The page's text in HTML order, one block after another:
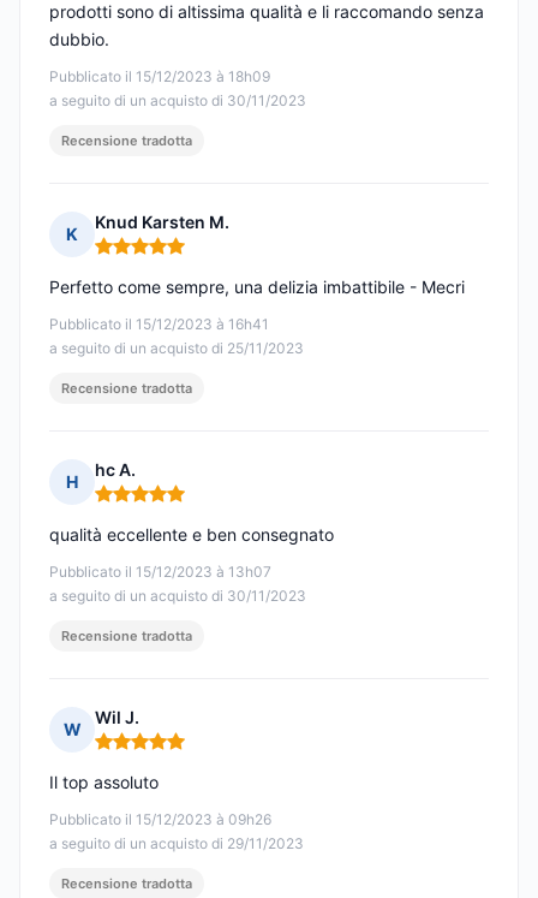
Pubblicato il 15/12/2023 à 18h09
a seguito di un acquisto di 30/11/2023
prodotti sono di altissima qualità e li raccomando senza
dubbio.
Recensione tradotta
K
Knud Karsten M.
Nota: 5 su 5
Pubblicato il 15/12/2023 à 16h41
a seguito di un acquisto di 25/11/2023
Perfetto come sempre, una delizia imbattibile - Mecri
Recensione tradotta
H
hc A.
Nota: 5 su 5
Pubblicato il 15/12/2023 à 13h07
a seguito di un acquisto di 30/11/2023
qualità eccellente e ben consegnato
Recensione tradotta
W
Wil J.
Nota: 5 su 5
Pubblicato il 15/12/2023 à 09h26
a seguito di un acquisto di 29/11/2023
Il top assoluto
Recensione tradotta